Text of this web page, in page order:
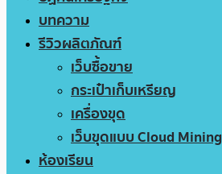
บทความ
รีวิวผลิตภัณฑ์
เว็บซื้อขาย
กระเป๋าเก็บเหรียญ
เครื่องขุด
เว็บขุดแบบ Cloud Mining
ห้องเรียน